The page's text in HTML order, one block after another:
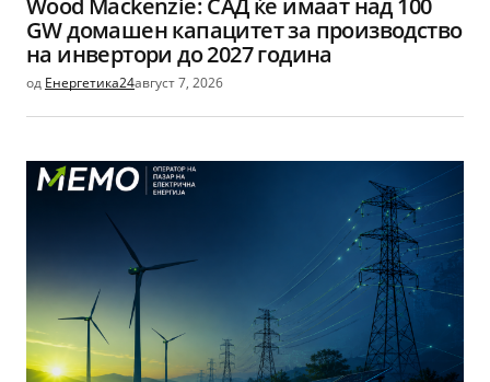
GW домашен капацитет за производство
на инвертори до 2027 година
од Енергетика24август 7, 2026